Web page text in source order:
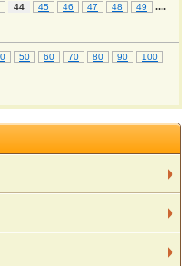
44 45 46 47 48 49 ....
50 60 70 80 90
100